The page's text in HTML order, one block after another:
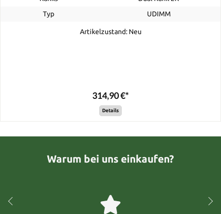
Typ
UDIMM
Artikelzustand: Neu
314,90 €*
Details
Warum bei uns einkaufen?